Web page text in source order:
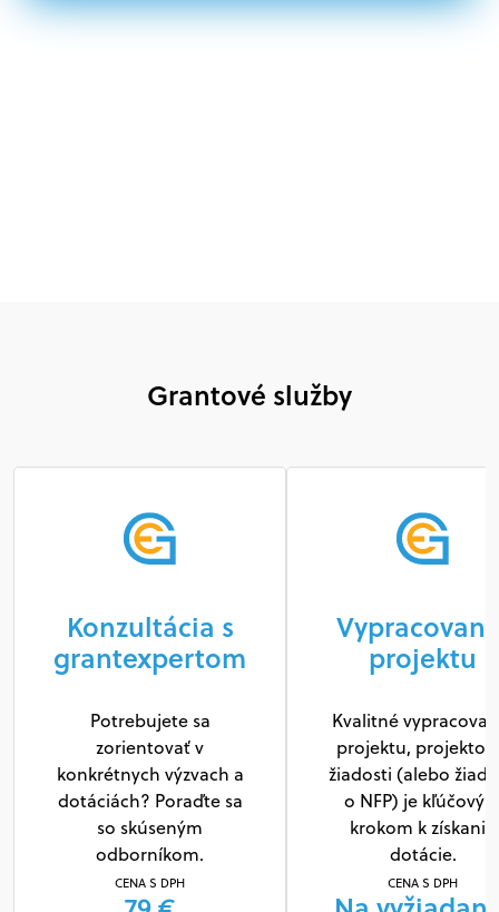
subjekt, komerčný alebo nekomerčný, ako aj
Grantové služby
Konzultácia s
grantexpertom
Potrebujete sa
zorientovať v
konkrétnych výzvach a
dotáciách? Poraďte sa
so skúseným
odborníkom.
CENA S DPH
projektu
Kvalitné
projektu,
žiadosti (alebo
o NFP) je
krokom k získaniu
dotácie.
CENA S DPH